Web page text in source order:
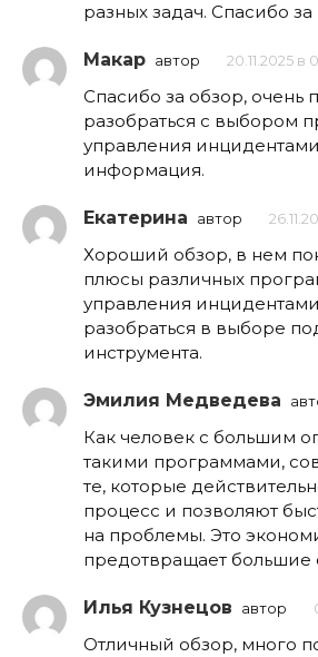
разных задач. Спасибо
Макар автор 20.11.2025 в
Спасибо за обзор, очень
разобраться с выбором
управления
информация.
Екатерина автор
Хороший обзор, в нем
плюсы различных
управления
разобраться в выборе
инструмента.
Эмилия Медведева
Как человек с большим
такими программами,
те, которые
процесс и позволяют
на проблемы. Это
предотвращает большие
Илья Кузнецов автор
Отличный обзор, много